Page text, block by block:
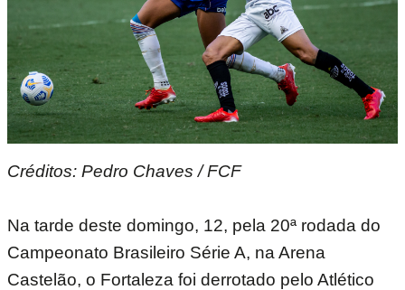
Créditos: Pedro Chaves / FCF
Na tarde deste domingo, 12, pela 20ª rodada do
Campeonato Brasileiro Série A, na Arena
Castelão, o Fortaleza foi derrotado pelo Atlético